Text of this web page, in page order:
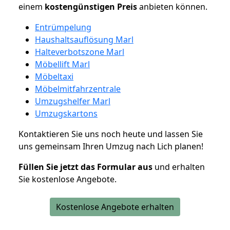
einem kostengünstigen Preisanbieten können.
Entrümpelung
Haushaltsauflösung Marl
Halteverbotszone Marl
Möbellift Marl
Möbeltaxi
Möbelmitfahrzentrale
Umzugshelfer Marl
Umzugskartons
Kontaktieren Sie uns noch heute und lassen Sie
uns gemeinsam Ihren Umzug nach Lich planen!
Füllen Sie jetzt das Formular aus und erhalten
Sie kostenlose Angebote.
Kostenlose Angebote erhalten